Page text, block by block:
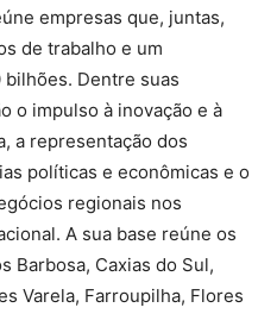
empresas que, juntas,
de trabalho e um
Dentre suas
o impulso à inovação e à
a representação dos
políticas e econômicas e o
regionais nos
A sua base reúne os
Barbosa, Caxias do Sul,
Varela, Farroupilha, Flores